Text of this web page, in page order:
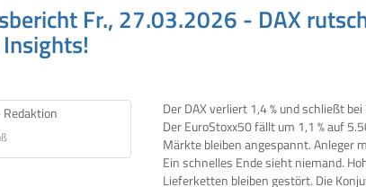
Fr., 27.03.2026 - DAX
Der DAX verliert 1,4 % und schließt
Der EuroStoxx50 fällt um 1,1 % auf
Märkte bleiben angespannt. Anleger
Ein schnelles Ende sieht niemand.
Lieferketten bleiben gestört. Die